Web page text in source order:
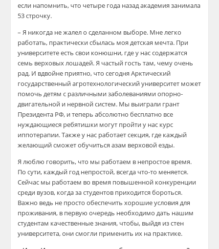
если напомнить, что четыре года назад академия занимала
53 строчку.
– Я никогда не жалел о сделанном выборе. Мне легко
работать, практически сбылась моя детская мечта. При
университете есть свои конюшни, где у нас содержатся
семь верховых лошадей. Я частый гость там, чему очень
рад. И вдвойне приятно, что сегодня Арктический
государственный агротехнологический университет может
помочь детям с различными заболеваниями опорно-
двигательной и нервной систем. Мы выиграли грант
Президента РФ, и теперь абсолютно бесплатно все
нуждающиеся ребятишки могут пройти у нас курс
иппотерапии. Также у нас работает секция, где каждый
желающий сможет обучиться азам верховой езды.
Я люблю говорить, что мы работаем в непростое время.
По сути, каждый год непростой, всегда что-то меняется.
Сейчас мы работаем во время повышенной конкуренции
среди вузов, когда за студентов приходится бороться.
Важно ведь не просто обеспечить хорошие условия для
проживания, в первую очередь необходимо дать нашим
студентам качественные знания, чтобы, выйдя из стен
университета, они смогли применить их на практике.